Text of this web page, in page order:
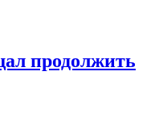
продолжить